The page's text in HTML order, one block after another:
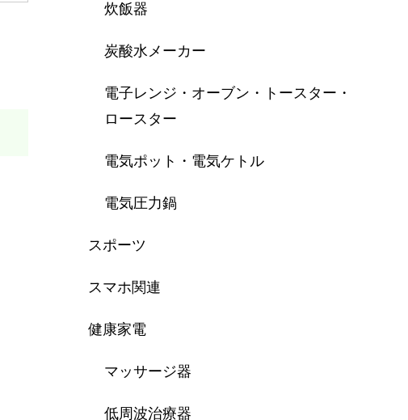
炊飯器
炭酸水メーカー
電子レンジ・オーブン・トースター・
ロースター
電気ポット・電気ケトル
電気圧力鍋
スポーツ
スマホ関連
健康家電
マッサージ器
低周波治療器